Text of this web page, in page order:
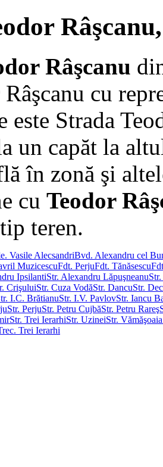
Râşcanu
cu
este Strada
un capăt la
în zonă şi
cu Teodor
teren.
Vasile AlecsandriBvd. Alexandru cel
MuzicescuFdt. PerjuFdt. Tănăsescu
IpsilantiStr. Alexandru Lăpuşneanu
CrişuluiStr. Cuza VodăStr. DancuStr.
I.C. BrătianuStr. I.V. PavlovStr. Iancu
Str. PerjuStr. Petru CujbăStr. Petru Rareş
Str. Trei IerarhiStr. UzineiStr. Vămăşoaia
Trei Ierarhi